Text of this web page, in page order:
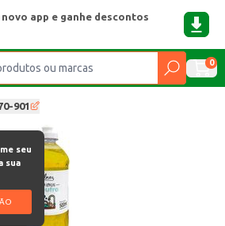
app e ganhe descontos
0
901
seu
sua